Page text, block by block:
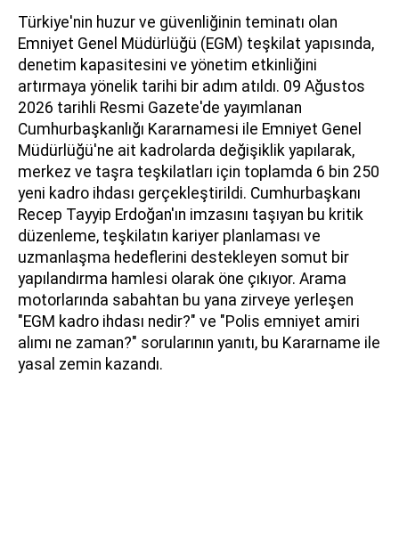
Türkiye'nin huzur ve güvenliğinin teminatı olan
Emniyet Genel Müdürlüğü (EGM) teşkilat yapısında,
denetim kapasitesini ve yönetim etkinliğini
artırmaya yönelik tarihi bir adım atıldı. 09 Ağustos
2026 tarihli Resmi Gazete'de yayımlanan
Cumhurbaşkanlığı Kararnamesi ile Emniyet Genel
Müdürlüğü'ne ait kadrolarda değişiklik yapılarak,
merkez ve taşra teşkilatları için toplamda 6 bin 250
yeni kadro ihdası gerçekleştirildi. Cumhurbaşkanı
Recep Tayyip Erdoğan'ın imzasını taşıyan bu kritik
düzenleme, teşkilatın kariyer planlaması ve
uzmanlaşma hedeflerini destekleyen somut bir
yapılandırma hamlesi olarak öne çıkıyor. Arama
motorlarında sabahtan bu yana zirveye yerleşen
"EGM kadro ihdası nedir?" ve "Polis emniyet amiri
alımı ne zaman?" sorularının yanıtı, bu Kararname ile
yasal zemin kazandı.